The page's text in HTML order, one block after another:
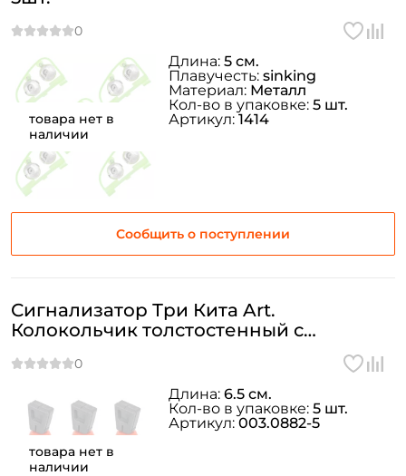
товара нет в
наличии
Сообщить о поступлении
Длина: 5 см.
Плавучесть: sinking
Материал: Металл
Кол-во в упаковке: 5 шт.
Артикул:1414
товара нет в
наличии
Сигнализатор Три Кита Art.
Колокольчик толстостенный с
Длина: 6.5 см.
Кол-во в упаковке: 5 шт.
Артикул:003.0882-5